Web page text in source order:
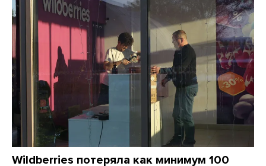
Wildberries потеряла как минимум 100